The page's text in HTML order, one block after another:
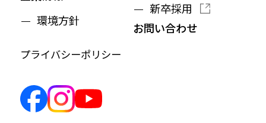
環境方針
新卒採用
お問い合わせ
プライバシーポリシー